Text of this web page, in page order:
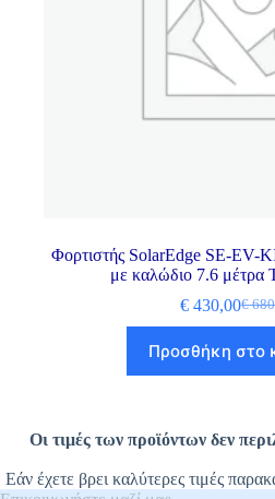
Φορτιστής SolarEdge SE-EV-
με καλώδιο 7.6 μέτρα
€
€ 430,00
Προσθήκη στο
Οι τιμές των προϊόντων δεν
Εάν έχετε βρει καλύτερες τιμές